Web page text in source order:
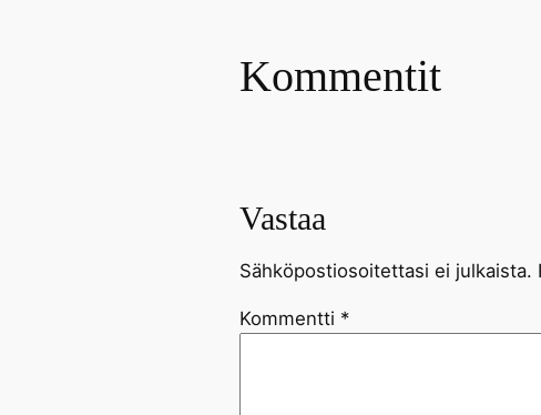
Kommentit
Vastaa
Sähköpostiosoitettasi ei julkaista.
Kommentti *